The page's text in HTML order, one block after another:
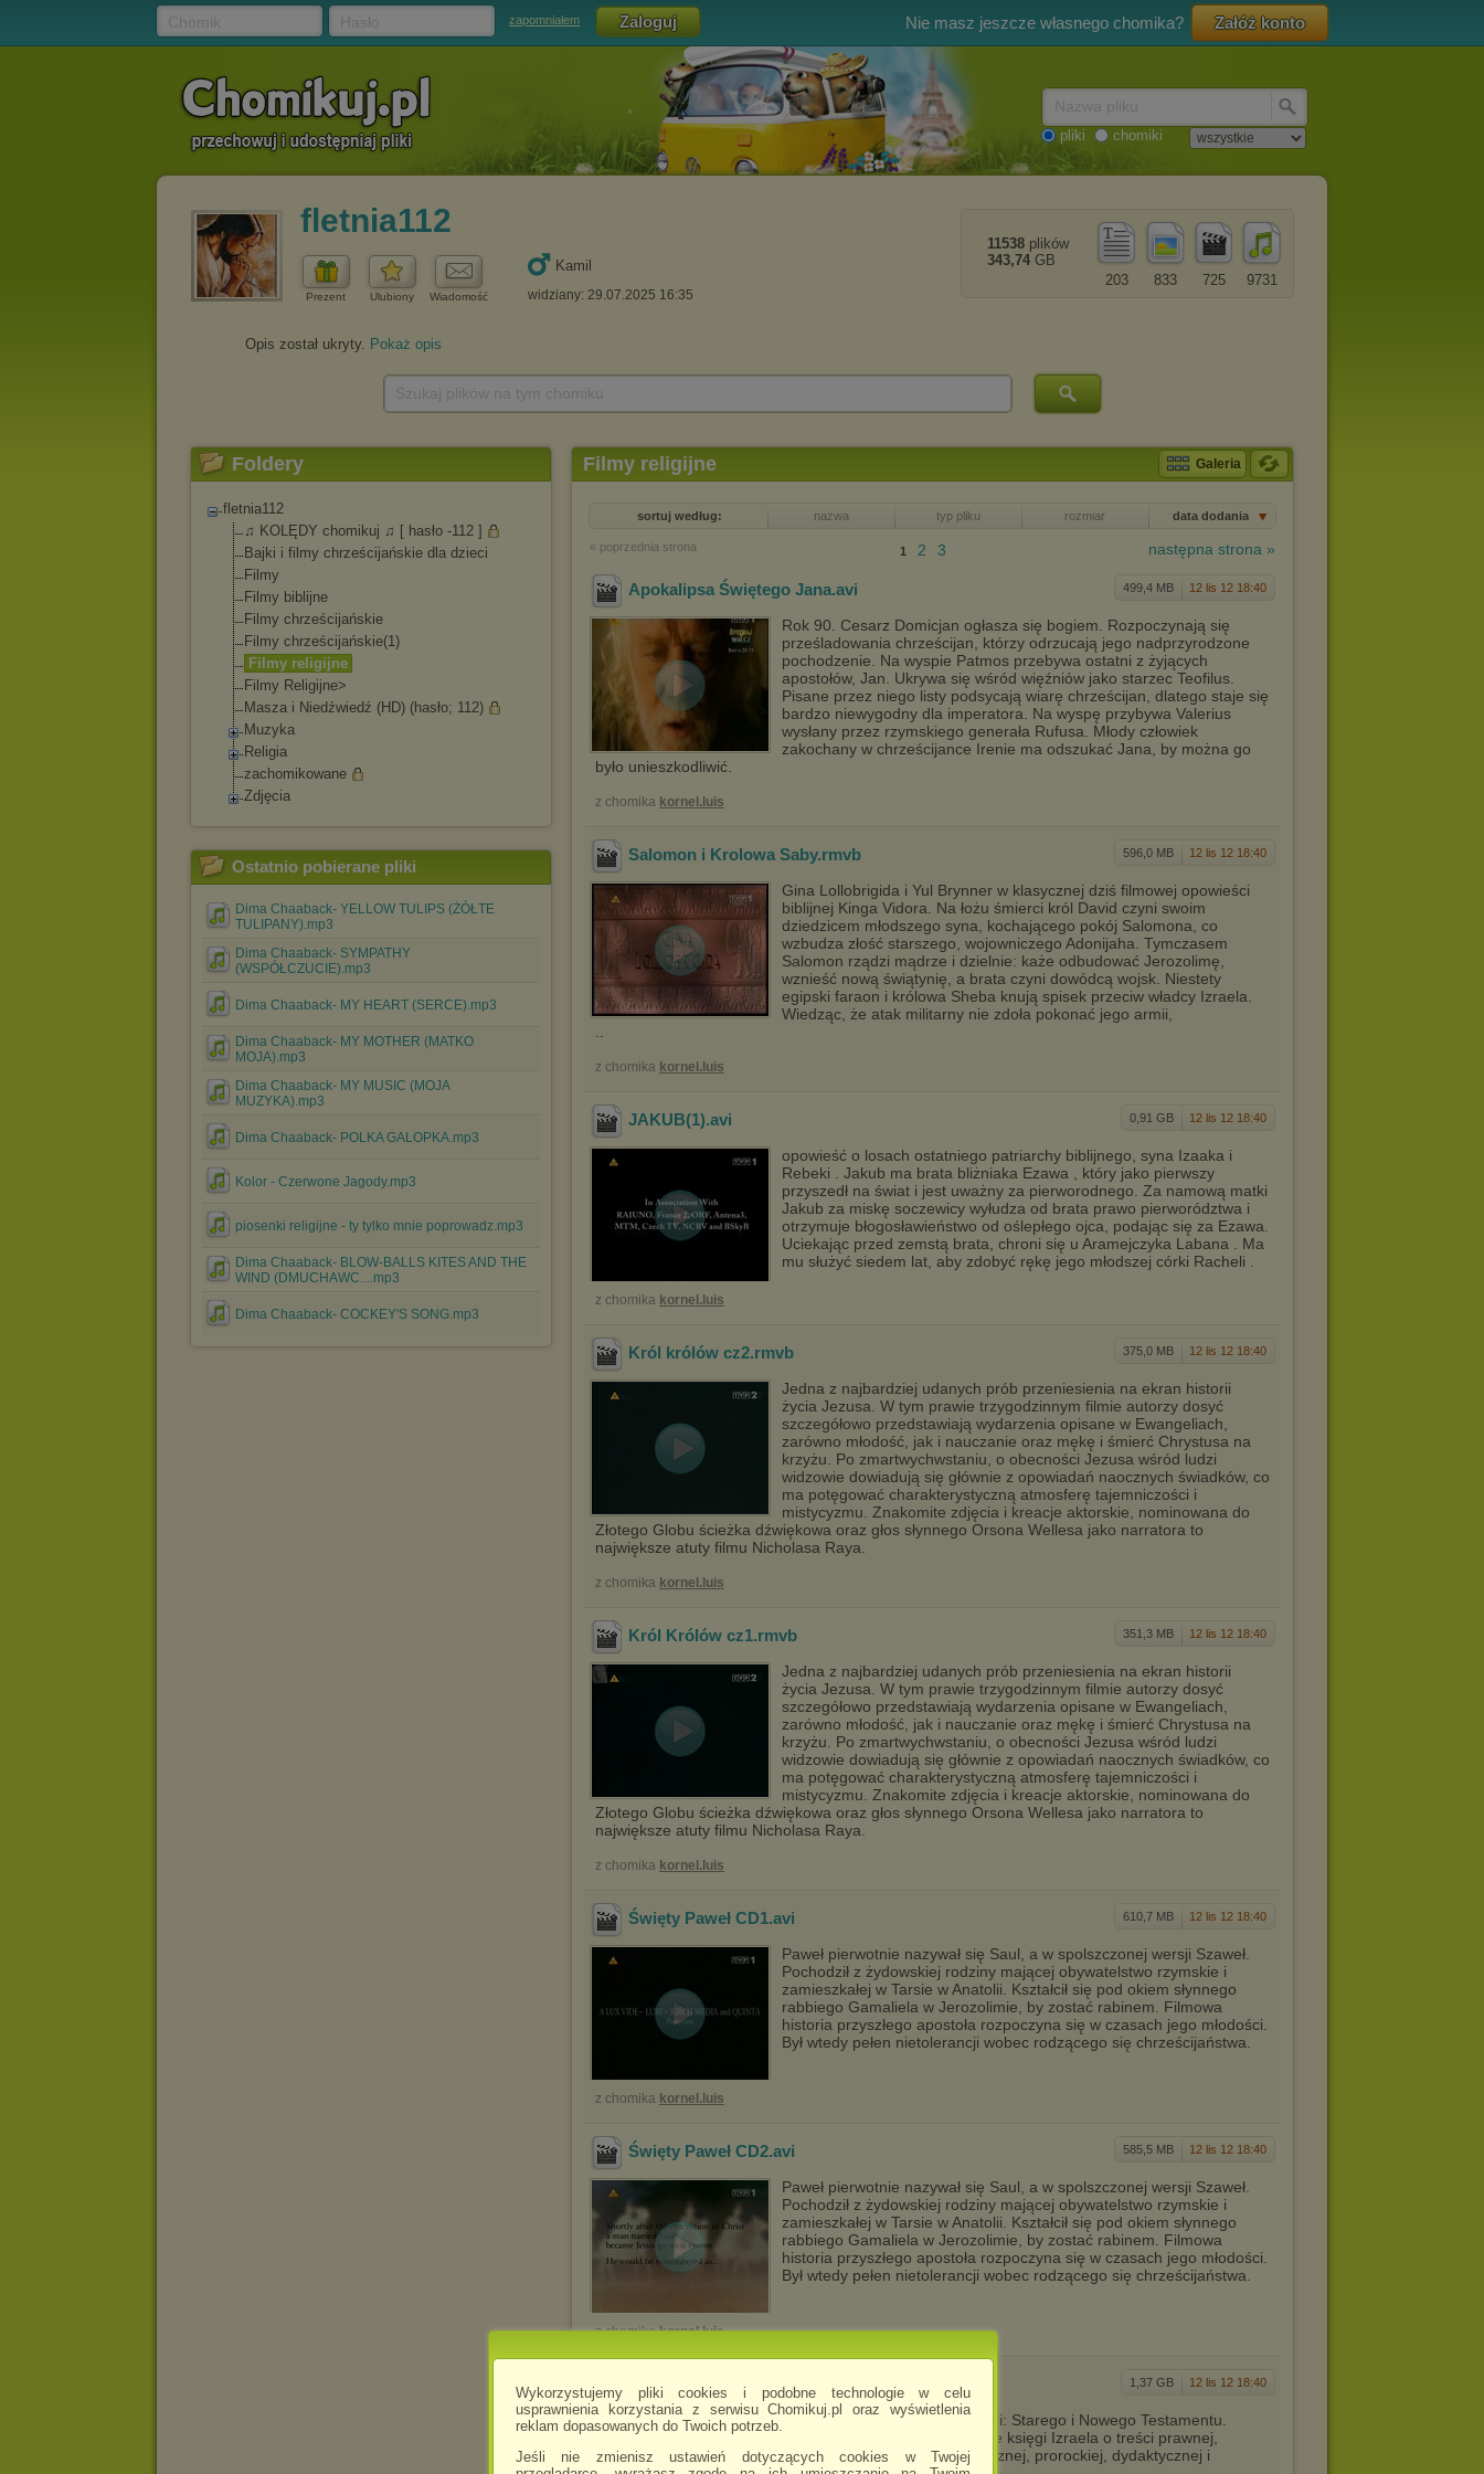
Wykorzystujemy pliki cookies i podobne technologie w celu
usprawnienia korzystania z serwisu Chomikuj.pl oraz wyświetlenia
reklam dopasowanych do Twoich potrzeb.
Jeśli nie zmienisz ustawień dotyczących cookies w Twojej
zapomniałem Nie masz jeszcze własnego chomika? Załóż konto
pliki chomiki
fletnia112
Prezent Ulubiony Wiadomość
Kamil
widziany: 29.07.2025 16:35
9731
725
833
203
11538 plików
343,74 GB
Opis został ukryty. Pokaż opis
Foldery
fletnia112
♫ KOLĘDY chomikuj ♫ [ hasło -112 ]
Bajki i filmy chrześcijańskie dla dzieci
Filmy
Filmy biblijne
Filmy chrześcijańskie
Filmy chrześcijańskie(1)
Filmy religijne
Filmy Religijne>
Masza i Niedźwiedź (HD) (hasło; 112)
Muzyka
Religia
zachomikowane
Zdjęcia
Ostatnio pobierane pliki
Dima Chaaback- YELLOW TULIPS (ŻÓŁTE
TULIPANY).mp3
Dima Chaaback- SYMPATHY
(WSPÓŁCZUCIE).mp3
Dima Chaaback- MY HEART (SERCE).mp3
Dima Chaaback- MY MOTHER (MATKO
MOJA).mp3
Dima Chaaback- MY MUSIC (MOJA
MUZYKA).mp3
Dima Chaaback- POLKA GALOPKA.mp3
Kolor - Czerwone Jagody.mp3
piosenki religijne - ty tylko mnie poprowadz.mp3
Dima Chaaback- BLOW-BALLS KITES AND THE
WIND (DMUCHAWC....mp3
Dima Chaaback- COCKEY'S SONG.mp3
Filmy religijne Galeria
sortuj według: nazwa typ pliku rozmiar data dodania
« poprzednia strona następna strona »
1 2 3
499,4 MB 12 lis 12 18:40
Apokalipsa Świętego Jana.avi
Rok 90. Cesarz Domicjan ogłasza się bogiem. Rozpoczynają się
prześladowania chrześcijan, którzy odrzucają jego nadprzyrodzone
pochodzenie. Na wyspie Patmos przebywa ostatni z żyjących
apostołów, Jan. Ukrywa się wśród więźniów jako starzec Teofilus.
Pisane przez niego listy podsycają wiarę chrześcijan, dlatego staje się
bardzo niewygodny dla imperatora. Na wyspę przybywa Valerius
wysłany przez rzymskiego generała Rufusa. Młody człowiek
zakochany w chrześcijance Irenie ma odszukać Jana, by można go
było unieszkodliwić.
z chomika kornel.luis
596,0 MB 12 lis 12 18:40
Salomon i Krolowa Saby.rmvb
Gina Lollobrigida i Yul Brynner w klasycznej dziś filmowej opowieści
biblijnej Kinga Vidora. Na łożu śmierci król David czyni swoim
dziedzicem młodszego syna, kochającego pokój Salomona, co
wzbudza złość starszego, wojowniczego Adonijaha. Tymczasem
Salomon rządzi mądrze i dzielnie: każe odbudować Jerozolimę,
wznieść nową świątynię, a brata czyni dowódcą wojsk. Niestety
egipski faraon i królowa Sheba knują spisek przeciw władcy Izraela.
Wiedząc, że atak militarny nie zdoła pokonać jego armii,
z chomika kornel.luis
0,91 GB 12 lis 12 18:40
JAKUB(1).avi
opowieść o losach ostatniego patriarchy biblijnego, syna Izaaka i
Rebeki . Jakub ma brata bliżniaka Ezawa , który jako pierwszy
przyszedł na świat i jest uważny za pierworodnego. Za namową matki
Jakub za miskę soczewicy wyłudza od brata prawo pierworództwa i
otrzymuje błogosławieństwo od oślepłego ojca, podając się za Ezawa.
Uciekając przed zemstą brata, chroni się u Aramejczyka Labana . Ma
mu służyć siedem lat, aby zdobyć rękę jego młodszej córki Racheli .
z chomika kornel.luis
375,0 MB 12 lis 12 18:40
Król królów cz2.rmvb
Jedna z najbardziej udanych prób przeniesienia na ekran historii
życia Jezusa. W tym prawie trzygodzinnym filmie autorzy dosyć
szczegółowo przedstawiają wydarzenia opisane w Ewangeliach,
zarówno młodość, jak i nauczanie oraz mękę i śmierć Chrystusa na
krzyżu. Po zmartwychwstaniu, o obecności Jezusa wśród ludzi
widzowie dowiadują się głównie z opowiadań naocznych świadków, co
ma potęgować charakterystyczną atmosferę tajemniczości i
mistycyzmu. Znakomite zdjęcia i kreacje aktorskie, nominowana do
Złotego Globu ścieżka dźwiękowa oraz głos słynnego Orsona Wellesa jako narratora to
największe atuty filmu Nicholasa Raya.
z chomika kornel.luis
351,3 MB 12 lis 12 18:40
Król Królów cz1.rmvb
Jedna z najbardziej udanych prób przeniesienia na ekran historii
życia Jezusa. W tym prawie trzygodzinnym filmie autorzy dosyć
szczegółowo przedstawiają wydarzenia opisane w Ewangeliach,
zarówno młodość, jak i nauczanie oraz mękę i śmierć Chrystusa na
krzyżu. Po zmartwychwstaniu, o obecności Jezusa wśród ludzi
widzowie dowiadują się głównie z opowiadań naocznych świadków, co
ma potęgować charakterystyczną atmosferę tajemniczości i
mistycyzmu. Znakomite zdjęcia i kreacje aktorskie, nominowana do
Złotego Globu ścieżka dźwiękowa oraz głos słynnego Orsona Wellesa jako narratora to
największe atuty filmu Nicholasa Raya.
z chomika kornel.luis
610,7 MB 12 lis 12 18:40
Święty Paweł CD1.avi
Paweł pierwotnie nazywał się Saul, a w spolszczonej wersji Szaweł.
Pochodził z żydowskiej rodziny mającej obywatelstwo rzymskie i
zamieszkałej w Tarsie w Anatolii. Kształcił się pod okiem słynnego
rabbiego Gamaliela w Jerozolimie, by zostać rabinem. Filmowa
historia przyszłego apostoła rozpoczyna się w czasach jego młodości.
Był wtedy pełen nietolerancji wobec rodzącego się chrześcijaństwa.
z chomika kornel.luis
585,5 MB 12 lis 12 18:40
Święty Paweł CD2.avi
Paweł pierwotnie nazywał się Saul, a w spolszczonej wersji Szaweł.
Pochodził z żydowskiej rodziny mającej obywatelstwo rzymskie i
zamieszkałej w Tarsie w Anatolii. Kształcił się pod okiem słynnego
rabbiego Gamaliela w Jerozolimie, by zostać rabinem. Filmowa
historia przyszłego apostoła rozpoczyna się w czasach jego młodości.
Był wtedy pełen nietolerancji wobec rodzącego się chrześcijaństwa.
z chomikakornel.luis
1,37 GB 12 lis 12 18:40
Biblia-Nowy Testament 1994 [CD2] .avi
Biblia składa się z dwóch części: Starego i Nowego Testamentu.
Stary Testament zawiera święte księgi Izraela o treści prawnej,
moralnej, teologicznej, historycznej, prorockiej, dydaktycznej i